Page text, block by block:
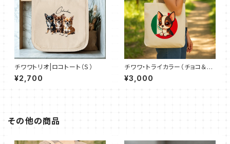
チワワトリオ|ロコトート（Ｓ）
¥2,700
チワワ・トライカラー（チョコ＆タ
ン＆ホワイト）キャンバストート
M（全7色）
¥3,000
その他の商品